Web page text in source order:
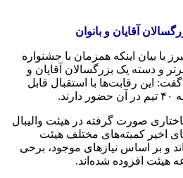
آقایان و بانوان
با بیان اینکه همزمان با جشنواره
و دسته یک بزرگسالان آقایان و
گفت: این رقابت‌ها با استقبال قابل
صورت گرفته در هیئت والیبال
اخیر کمیته‌های مختلف هیئت
و بر اساس نیازهای موجود، برخی
هیئت افزوده شده‌اند.